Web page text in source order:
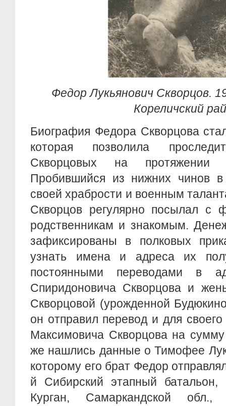
Федор Лукьянович Скворцов.
Кореличский
Биография Федора Скворцова
которая позволила
Скворцовых на протяжении
Пробившийся из нижних чинов
своей храбрости и военным
Скворцов регулярно посылал с
родственникам и знакомым.
зафиксированы в полковых
узнать имена и адреса их
постоянными переводами в
Спиридоновича Скворцова и
Скворцовой (урожденной
он отправил перевод и для
Максимовича Скворцова на
же нашлись данные о Тимофее
которому его брат Федор
й Сибирский этапный
Курган, Самаркандской